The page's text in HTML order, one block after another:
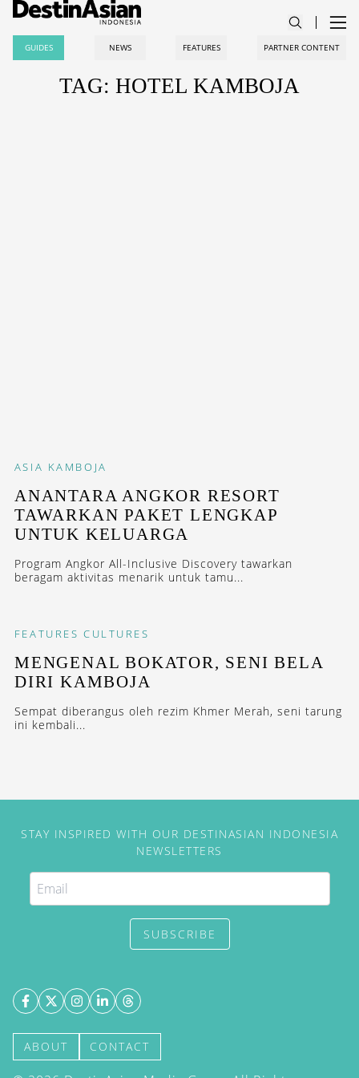
GUIDES NEWS FEATURES PARTNER CONTENT
TAG: HOTEL KAMBOJA
ASIA KAMBOJA
ANANTARA ANGKOR RESORT
TAWARKAN PAKET LENGKAP
UNTUK KELUARGA
Program Angkor All-Inclusive Discovery tawarkan
beragam aktivitas menarik untuk tamu...
FEATURES CULTURES
MENGENAL BOKATOR, SENI BELA
DIRI KAMBOJA
Sempat diberangus oleh rezim Khmer Merah, seni tarung
ini kembali...
STAY INSPIRED WITH OUR DESTINASIAN INDONESIA
NEWSLETTERS
SUBSCRIBE
ABOUT CONTACT